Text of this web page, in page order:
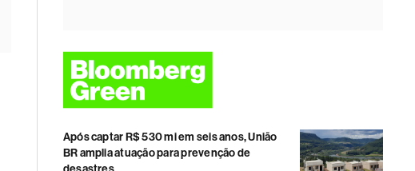
Após captar R$ 530 mi em seis anos, União
BR amplia atuação para prevenção de